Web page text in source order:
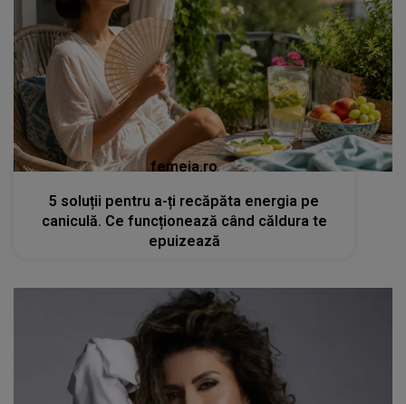
femeia.ro
5 soluții pentru a-ți recăpăta energia pe
caniculă. Ce funcționează când căldura te
epuizează